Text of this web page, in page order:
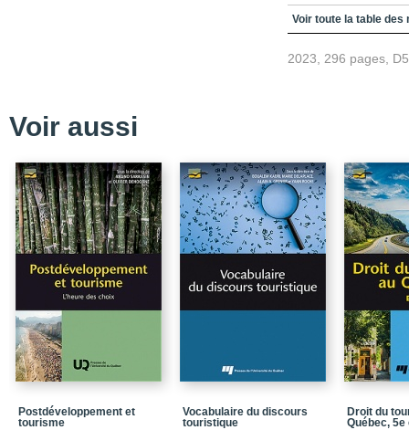
Remerciements
Introduction
Chapitre 1 / La veille
tourisme
Chapitre 2 / L’analyse
Chapitre 3 / Les
Chapitre 4 / Les
Chapitre 5 / Les
Chapitre 6 / La veille
d’implantation de la
Chapitre 7 / Les
Conclusion
Voir toute la table des
2023, 296 pages,
Voir aussi
Postdéveloppement et
tourisme
Vocabulaire du discours
touristique
Droit du
Québec, 5e